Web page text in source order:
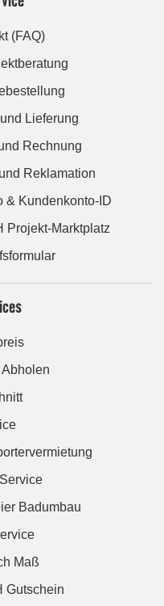
(FAQ)
Lieferung
Rechnung
Reklamation
& Kundenkonto-ID
Projekt-Marktplatz
Badumbau
Maß
Gutschein